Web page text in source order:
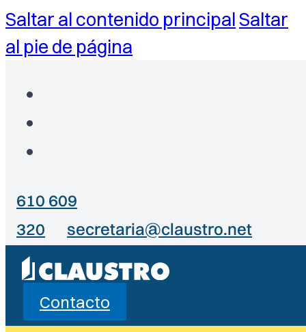
Saltar al contenido principalSaltar
al pie de página
610 609
320
secretaria@claustro.net
Contacto